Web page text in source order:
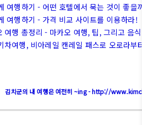
여행하기 - 어떤 호텔에서 묵는 것이 좋을
여행하기 - 가격 비교 사이트를 이용하라!
여행 총정리 - 마카오 여행, 팁, 그리고 음
차여행, 비아레일 캔레일 패스로 오로라부
김치군의 내 여행은 여전히 ~ing - http://